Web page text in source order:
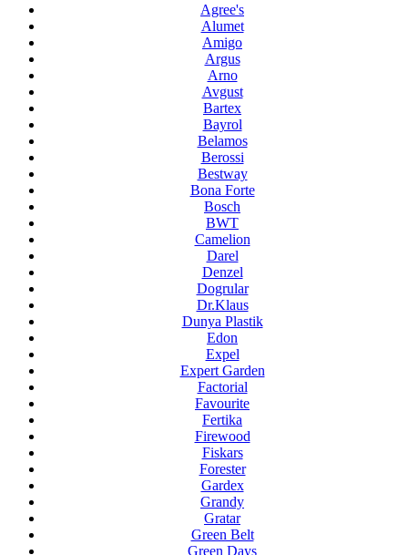
Agree's
Alumet
Amigo
Argus
Arno
Avgust
Bartex
Bayrol
Belamos
Berossi
Bestway
Bona Forte
Bosch
BWT
Camelion
Darel
Denzel
Dogrular
Dr.Klaus
Dunya Plastik
Edon
Expel
Expert Garden
Factorial
Favourite
Fertika
Firewood
Fiskars
Forester
Gardex
Grandy
Gratar
Green Belt
Green Days